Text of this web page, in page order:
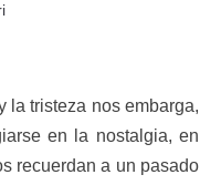
la tristeza nos embarga,
en la nostalgia, en
recuerdan a un pasado